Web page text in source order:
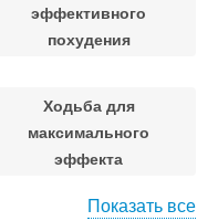
эффективного
похудения
Ходьба для
максимального
эффекта
Показать все